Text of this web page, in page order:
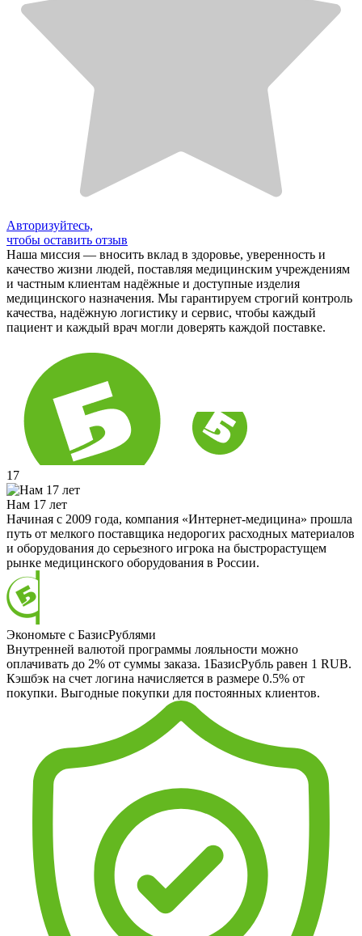
Авторизуйтесь,
чтобы оставить отзыв
Наша миссия — вносить вклад в здоровье, уверенность и
качество жизни людей, поставляя медицинским учреждениям
и частным клиентам надёжные и доступные изделия
медицинского назначения. Мы гарантируем строгий контроль
качества, надёжную логистику и сервис, чтобы каждый
пациент и каждый врач могли доверять каждой поставке.
17
Нам 17 лет
Начиная с 2009 года, компания «Интернет-медицина» прошла
путь от мелкого поставщика недорогих расходных материалов
и оборудования до серьезного игрока на быстрорастущем
рынке медицинского оборудования в России.
Экономьте с БазисРублями
Внутренней валютой программы лояльности можно
оплачивать до 2% от суммы заказа. 1БазисРубль равен 1 RUB.
Кэшбэк на счет логина начисляется в размере 0.5% от
покупки. Выгодные покупки для постоянных клиентов.